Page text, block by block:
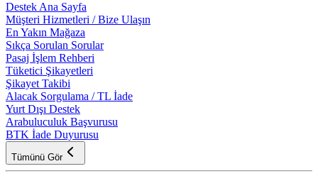
Destek Ana Sayfa
Müşteri Hizmetleri / Bize Ulaşın
En Yakın Mağaza
Sıkça Sorulan Sorular
Pasaj İşlem Rehberi
Tüketici Şikayetleri
Şikayet Takibi
Alacak Sorgulama / TL İade
Yurt Dışı Destek
Arabuluculuk Başvurusu
BTK İade Duyurusu
Tümünü Gör